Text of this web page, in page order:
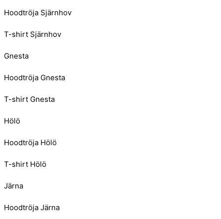
Hoodtröja Sjärnhov
T-shirt Sjärnhov
Gnesta
Hoodtröja Gnesta
T-shirt Gnesta
Hölö
Hoodtröja Hölö
T-shirt Hölö
Järna
Hoodtröja Järna